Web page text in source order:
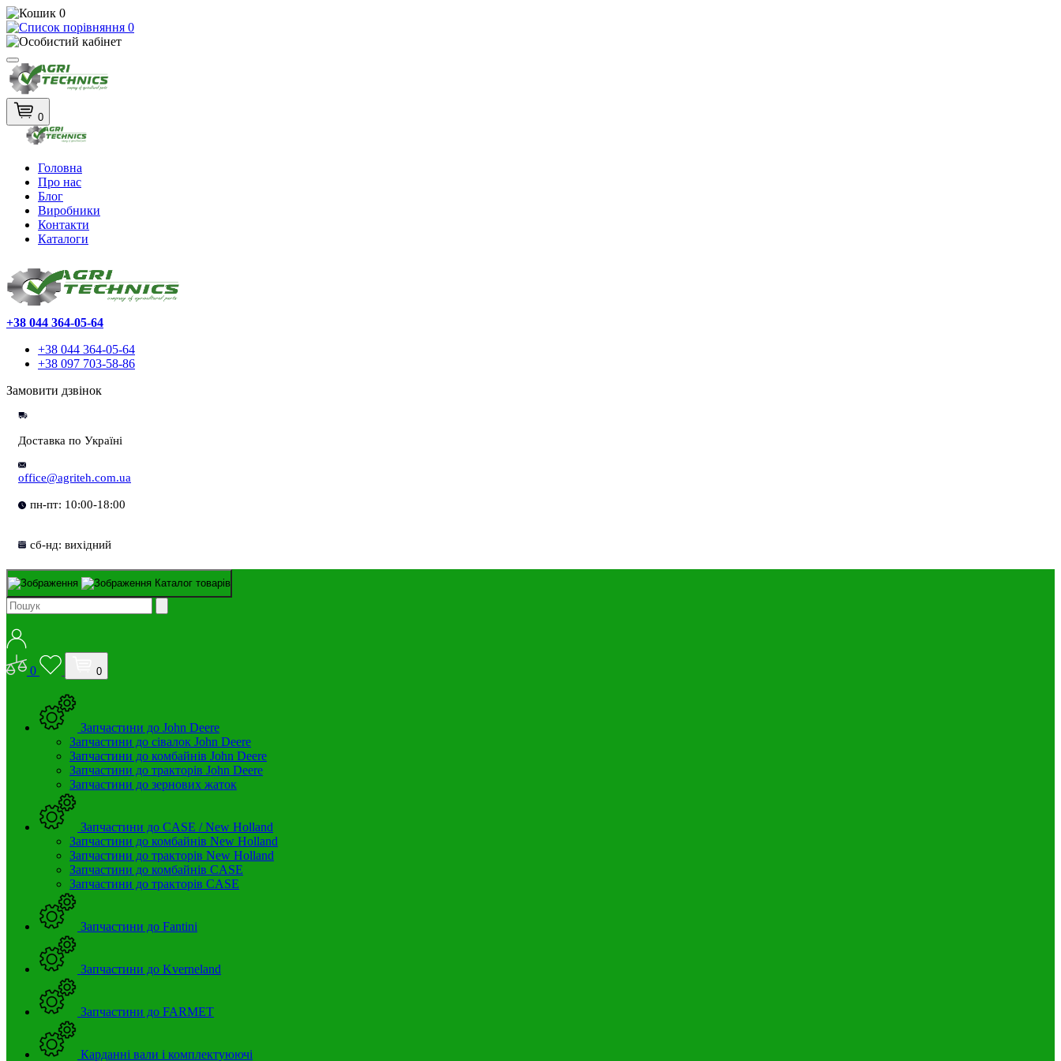
0
0
0
Головна
Про нас
Блог
Виробники
Контакти
Каталоги
+38 044 364-05-64
+38 044 364-05-64
+38 097 703-58-86
Замовити дзвінок
Доставка по Україні
office@agriteh.com.ua
пн-пт: 10:00-18:00
сб-нд: вихідний
Каталог товарів
0 0
Запчастини до John Deere
Запчастини до сівалок John Deere
Запчастини до комбайнів John Deere
Запчастини до тракторів John Deere
Запчастини до зернових жаток
Запчастини до CASE / New Holland
Запчастини до комбайнів New Holland
Запчастини до тракторів New Holland
Запчастини до комбайнів CASE
Запчастини до тракторів CASE
Запчастини до Fantini
Запчастини до Kverneland
Запчастини до FARMET
Карданні вали і комплектуюючі